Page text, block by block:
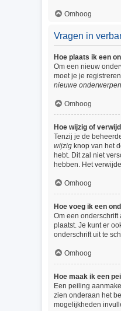
Omhoog
Vragen in
Hoe plaats ik een
Om een nieuw
moet je je
nieuwe
Omhoog
Hoe wijzig of
Tenzij je de
wijzig knop van het
hebt. Dit zal niet
hebben. Het
Omhoog
Hoe voeg ik een
Om een onderschrift
plaatst. Je kunt er
onderschrift uit te
Omhoog
Hoe maak ik een
Een peiling
zien onderaan het
mogelijkheden